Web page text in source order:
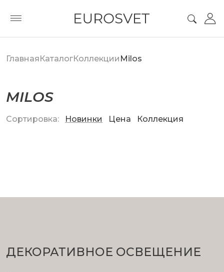
ГлавнаяКаталогКоллекции Milos
MILOS
Сортировка: Новинки Цена Коллекция
ДЕКОРАТИВНОЕ ОСВЕЩЕНИЕ